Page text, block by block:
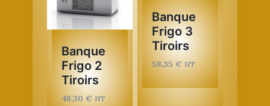
Banque
Frigo 2
Tiroirs
48,30€ HT
Banque
Frigo 3
Tiroirs
58,35 € HT